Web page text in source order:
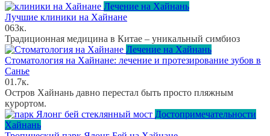
Лечение на Хайнань
Лучшие клиники на Хайнане
063к.
Традиционная медицина в Китае – уникальный симбиоз
Лечение на Хайнань
Стоматология на Хайнане: лечение и протезирование зубов в
Санье
01.7к.
Остров Хайнань давно перестал быть просто пляжным
курортом.
Достопримечательности
Хайнань